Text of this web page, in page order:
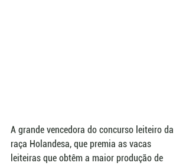
A grande vencedora do concurso leiteiro da
raça Holandesa, que premia as vacas
leiteiras que obtêm a maior produção de